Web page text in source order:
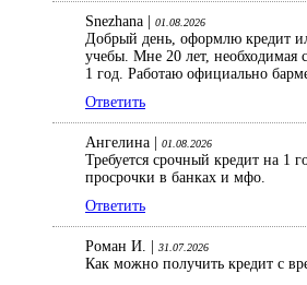
Snezhana | 01.08.2026
Добрый день, оформлю кредит
учебы. Мне 20 лет, необходимая
1 год. Работаю официально
Ответить
Ангелина | 01.08.2026
Требуется срочный кредит на 1
просрочки в банках и мфо.
Ответить
Роман И. | 31.07.2026
Как можно получить кредит с